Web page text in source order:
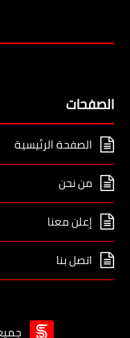
الصفحات
الصفحة الرئيسية
من نحن
إعلن معنا
اتصل بنا